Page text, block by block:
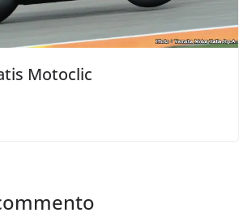
Motoclic